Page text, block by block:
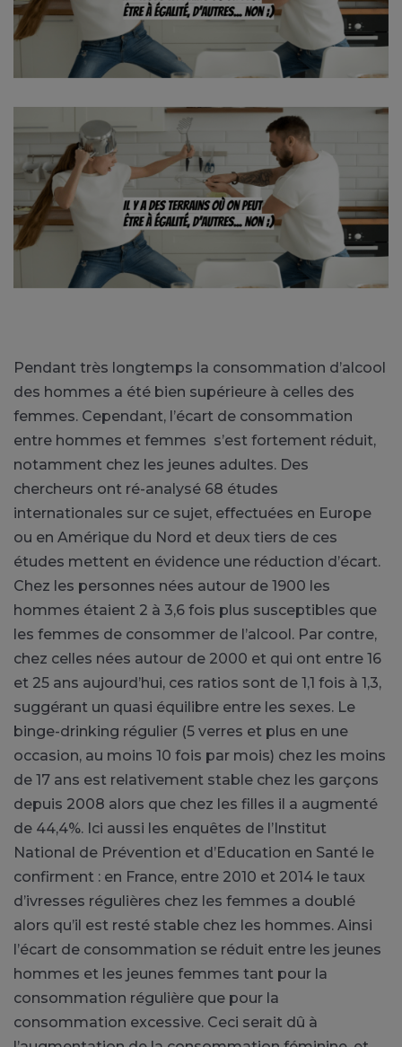
Pendant très longtemps la consommation d’alcool
des hommes a été bien supérieure à celles des
femmes. Cependant, l’écart de consommation
entre hommes et femmes s’est fortement réduit,
notamment chez les jeunes adultes. Des
chercheurs ont ré-analysé 68 études
internationales sur ce sujet, effectuées en Europe
ou en Amérique du Nord et deux tiers de ces
études mettent en évidence une réduction d’écart.
Chez les personnes nées autour de 1900 les
hommes étaient 2 à 3,6 fois plus susceptibles que
les femmes de consommer de l’alcool. Par contre,
chez celles nées autour de 2000 et qui ont entre 16
et 25 ans aujourd’hui, ces ratios sont de 1,1 fois à 1,3,
suggérant un quasi équilibre entre les sexes. Le
binge-drinking régulier (5 verres et plus en une
occasion, au moins 10 fois par mois) chez les moins
de 17 ans est relativement stable chez les garçons
depuis 2008 alors que chez les filles il a augmenté
de 44,4%. Ici aussi les enquêtes de l’Institut
National de Prévention et d’Education en Santé le
confirment : en France, entre 2010 et 2014 le taux
d’ivresses régulières chez les femmes a doublé
alors qu’il est resté stable chez les hommes. Ainsi
l’écart de consommation se réduit entre les jeunes
hommes et les jeunes femmes tant pour la
consommation régulière que pour la
consommation excessive. Ceci serait dû à